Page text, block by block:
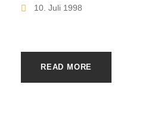
10. Juli 1998
READ MORE